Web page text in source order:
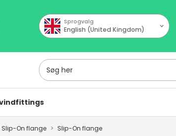
Sprogvalg
English (United Kingdom)
Søg her
Slip-On flange Slip-On flange